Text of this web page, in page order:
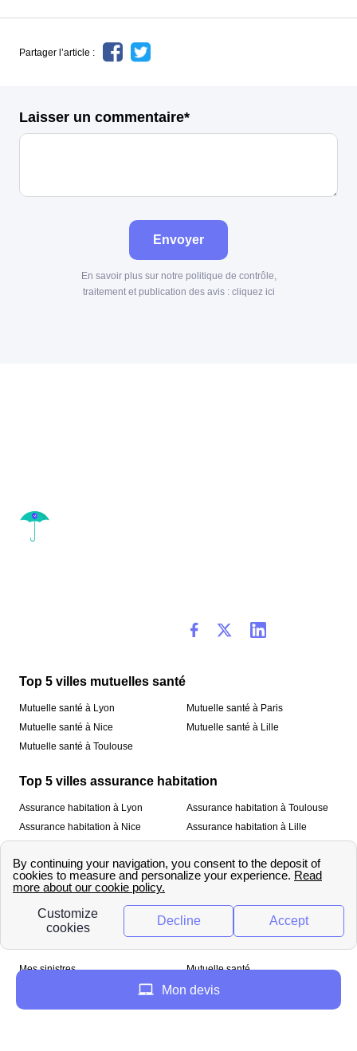
Partager l’article :
Laisser un commentaire*
Envoyer
En savoir plus sur notre politique de contrôle,
traitement et publication des avis : cliquez ici
Top 5 villes mutuelles santé
Mutuelle santé à Lyon
Mutuelle santé à Nice
Mutuelle santé à Toulouse
Mutuelle santé à Paris
Mutuelle santé à Lille
Top 5 villes assurance habitation
Assurance habitation à Lyon
Assurance habitation à Nice
Assurance habitation à Toulouse
Assurance habitation à Lille
À propos
Qui sommes-nous ? Mentions légales
Mes sinistres
Mutuelle santé
Mon devis